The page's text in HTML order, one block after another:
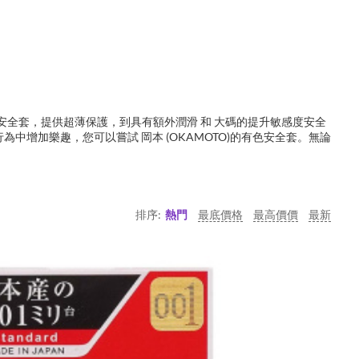
套，提供超薄保護，到具有額外潤滑 和 大碼的提升敏感度安全
中增加樂趣，您可以嘗試 岡本 (OKAMOTO)的有色安全套。無論
排序: 熱門 最底價格 最高價價 最新